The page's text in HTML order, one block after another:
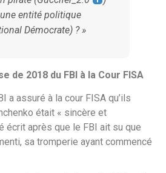
entité politique
Démocrate) ? »
de 2018 du FBI à la Cour FISA
a assuré à la cour FISA qu’ils
était « sincère et
écrit après que le FBI ait su que
sa tromperie ayant commencé